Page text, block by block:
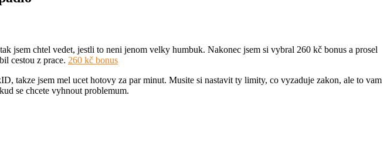
jsem chtel vedet, jestli to neni jenom velky humbuk. Nakonec jsem si vybral 260 kč bonus a prosel
cestou z prace. 260 kč bonus
takze jsem mel ucet hotovy za par minut. Musite si nastavit ty limity, co vyzaduje zakon, ale to vam
se chcete vyhnout problemum.